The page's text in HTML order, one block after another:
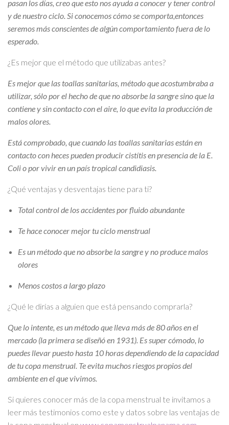
pasan los días, creo que esto nos ayuda a conocer y tener control
y de nuestro ciclo. Si conocemos cómo se comporta,entonces
seremos más conscientes de algún comportamiento fuera de lo
esperado.
¿Es mejor que el método que utilizabas antes?
Es mejor que las toallas sanitarias, método que acostumbraba a
utilizar, sólo por el hecho de que no absorbe la sangre sino que la
contiene y sin contacto con el aire, lo que evita la producción de
malos olores.
Está comprobado, que cuando las toallas sanitarias están en
contacto con heces pueden producir cistítis en presencia de la E.
Coli o por vivir en un país tropical candidiasis.
¿Qué ventajas y desventajas tiene para ti?
Total control de los accidentes por fluido abundante
Te hace conocer mejor tu ciclo menstrual
Es un método que no absorbe la sangre y no produce malos
olores
Menos costos a largo plazo
¿Qué le dirías a alguien que está pensando comprarla?
Que lo intente, es un método que lleva más de 80 años en el
mercado (la primera se diseñó en 1931). Es super cómodo, lo
puedes llevar puesto hasta 10 horas dependiendo de la capacidad
de tu copa menstrual. Te evita muchos riesgos propios del
ambiente en el que vivimos.
Si quieres conocer más de la copa menstrual te invitamos a
leer más testimonios como este y datos sobre las ventajas de